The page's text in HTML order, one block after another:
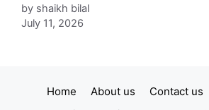
by shaikh bilal
July 11, 2026
Home About us Contact us